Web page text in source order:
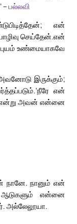
–பல்லவி
என்
செய்தேன்.என்
உண்மையாகவே
அவனோடு இருக்கும்;
‘நீரே என்
என்று அவன் என்னை
நானும் என்
ஆடுகளும் என்னை
அல்லேலூயா.